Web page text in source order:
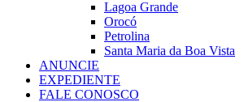
Lagoa Grande
Orocó
Petrolina
Santa Maria da Boa Vista
ANUNCIE
EXPEDIENTE
FALE CONOSCO